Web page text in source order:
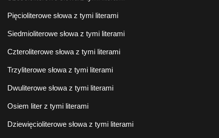
Pięcioliterowe słowa z tymi literami
Siedmioliterowe słowa z tymi literami
Czteroliterowe słowa z tymi literami
Trzyliterowe słowa z tymi literami
Dwuliterowe słowa z tymi literami
Osiem liter z tymi literami
Dziewięcioliterowe słowa z tymi literami